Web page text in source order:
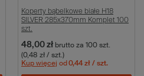
Koperty bąbelkowe białe H18
SILVER 285x370mm Komplet 100
szt.
48,00 zł brutto za 100 szt.
(0,48 zł / szt.)
Kup więcej od 0,44 zł / szt.